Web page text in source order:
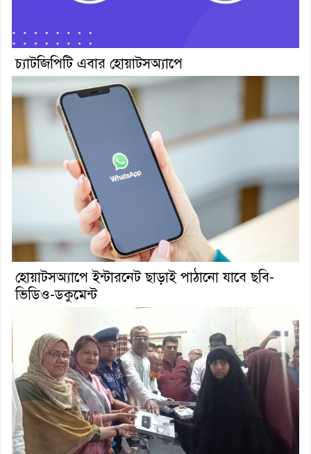
চ্যাটজিপিটি এবার হোয়াটসঅ্যাপে
হোয়াটসঅ্যাপে ইন্টারনেট ছাড়াই পাঠানো যাবে ছবি-
ভিডিও-ডকুমেন্ট